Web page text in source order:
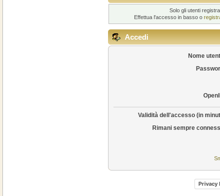
Solo gli utenti
Effettua l'accesso in basso o
Accedi
Nome
Validità dell'accesso (in
Rimani sempre
Privacy